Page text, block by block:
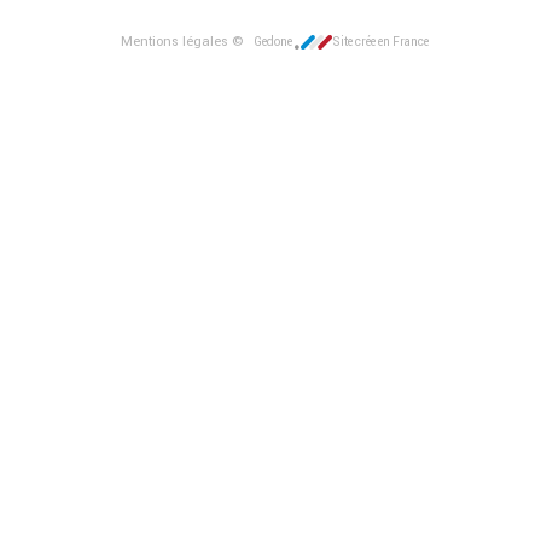
Mentions légales © Gedone Site crée en France